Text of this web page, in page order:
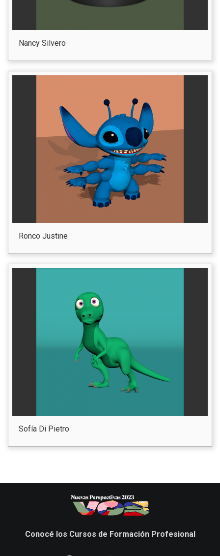
Nancy Silvero
Ronco Justine
Sofía Di Pietro
Conocé los Cursos de Formación Profesional